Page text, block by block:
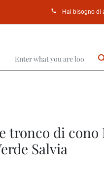
call Hai bisogno di
tronco di cono
Salvia